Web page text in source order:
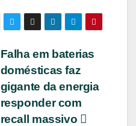
Falha em baterias
domésticas faz
gigante da energia
responder com
recall massivo